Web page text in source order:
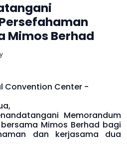
Mimos Berhad
Convention Center -
Memorandum
Mimos Berhad bagi
dan kerjasama dua